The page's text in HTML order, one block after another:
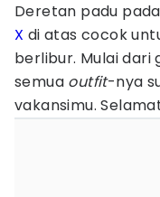
Deretan padu
X di atas cocok
berlibur. Mulai dari
semua outfit-nya
vakansimu.